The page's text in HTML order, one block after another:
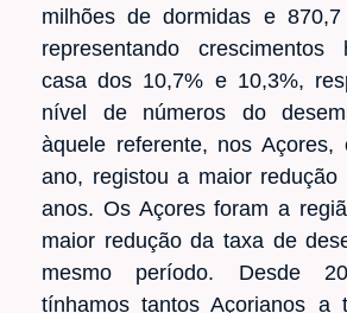
milhões de dormidas e
representando crescimentos
casa dos 10,7% e 10,3%,
nível de números do
àquele referente, nos
ano, registou a maior
anos. Os Açores foram a
maior redução da taxa de
mesmo período. Desde
tínhamos tantos Açorianos a